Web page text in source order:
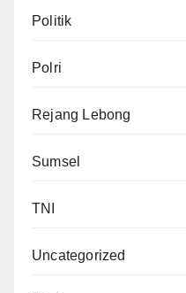
Politik
Polri
Rejang Lebong
Sumsel
TNI
Uncategorized